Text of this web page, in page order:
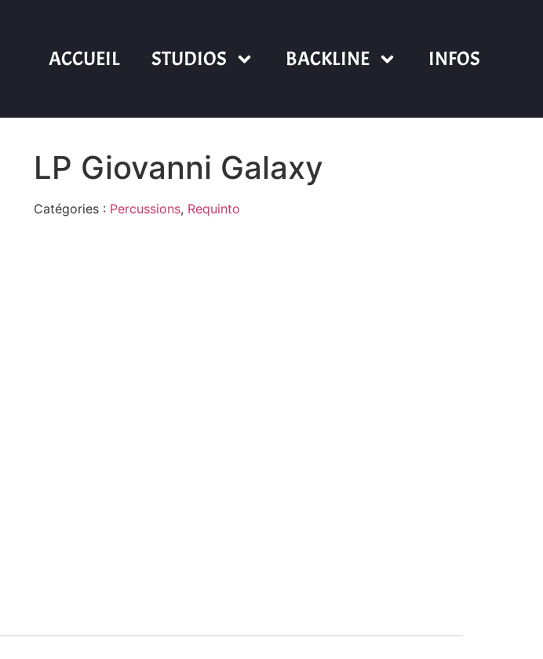
ACCUEIL STUDIOS BACKLINE INFOS
LP Giovanni Galaxy
Catégories : Percussions, Requinto